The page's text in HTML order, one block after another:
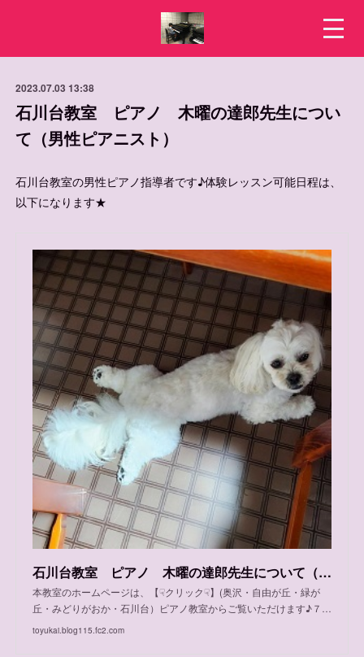
2023.07.03 13:38
石川台教室 ピアノ 木曜の達郎先生につい
て（男性ピアニスト）
石川台教室の男性ピアノ指導者です♪体験レッスン可能日程は、
以下になります★
石川台教室 ピアノ 木曜の達郎先生について（男性ピアニスト）
本教室のホームページは、【☟クリック☟】(奥沢・自由が丘・緑が
丘・みどりがおか・石川台）ピアノ教室からご覧いただけます♪７…
toyukai.blog115.fc2.com